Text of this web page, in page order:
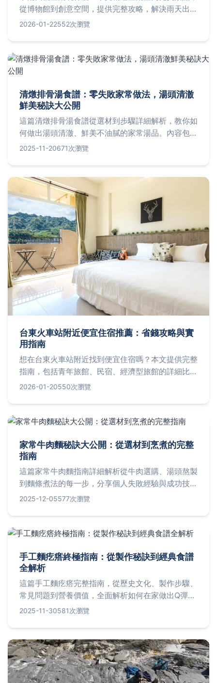
從博物館到創意空間，提供完整攻略，解決雨天出遊
困擾，適合家庭、情侶和小資族，讓你的宜蘭之旅不
2026-01-22552次瀏覽
清燉排骨湯食譜：零失敗家常做法，湯頭清澈
鮮美秘訣大公開
這篇清燉排骨湯食譜從選材到步驟詳細解析，教你如
何做出湯頭清澈、鮮美不油膩的家常湯品。內容包括
材料清單、關鍵技巧、常見問題解答，並分享個人經
2025-11-20671次瀏覽
台東火車站附近便宜住宿推薦：省錢攻略與實
用指南
想在台東火車站附近找到便宜住宿嗎？本文提供完整
指南，包括青年旅館、民宿、經濟型旅館的詳細比
較、預算規劃技巧、常見問題解答，以及個人真實經
2026-01-20550次瀏覽
家常牛肉麵秘訣大公開：從選材到烹煮的完整
指南
這篇家常牛肉麵指南詳細解析從牛肉選購、湯頭熬製
到麵條煮法的每一步，分享個人失敗經驗與成功技
巧。包含牛肉部位比較表、常見問題解答，以及推薦
論是新手或老手，都能掌握實用技巧，解決常見疑
難。
2025-12-05577次瀏覽
手工麵疙瘩終極指南：從製作秘訣到經典食譜
全解析
這篇手工麵疙瘩完整指南，從歷史文化、製作步驟、
常見問題到營養價值，全面解析如何在家做出Q彈美
味的手工麵疙瘩。包含詳細食譜、實用技巧和餐廳推
2025-11-30581次瀏覽